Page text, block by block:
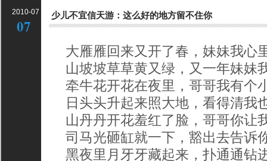
2010-07
07
少儿不宜信天游：这么好的地方留不住你
大雁雁回来又开了春，妹妹我心
山坡坡草草黄又绿，又一年妹妹
牵牛花开花在夜里，哥哥我有个
日头头升起来照大地，看得清我
山丹丹开花羞红了脸，哥哥你让
司马光砸缸就一下，豁出去告诉
黑夜里月牙牙藏起来，扑通通钻